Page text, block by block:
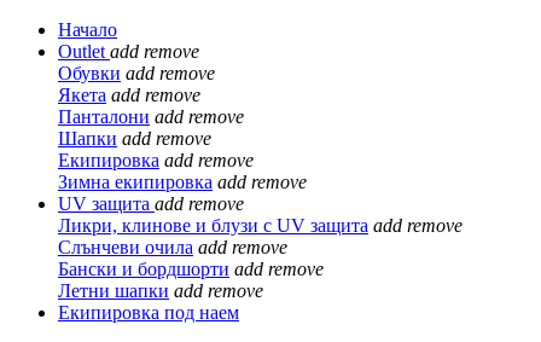
Начало
Outlet add remove
Обувки add remove
Якета add remove
Панталони add remove
Шапки add remove
Екипировка add remove
Зимна екипировка add remove
UV защита add remove
Ликри, клинове и блузи с UV защита add remove
Слънчеви очила add remove
Бански и бордшорти add remove
Летни шапки add remove
Екипировка под наем